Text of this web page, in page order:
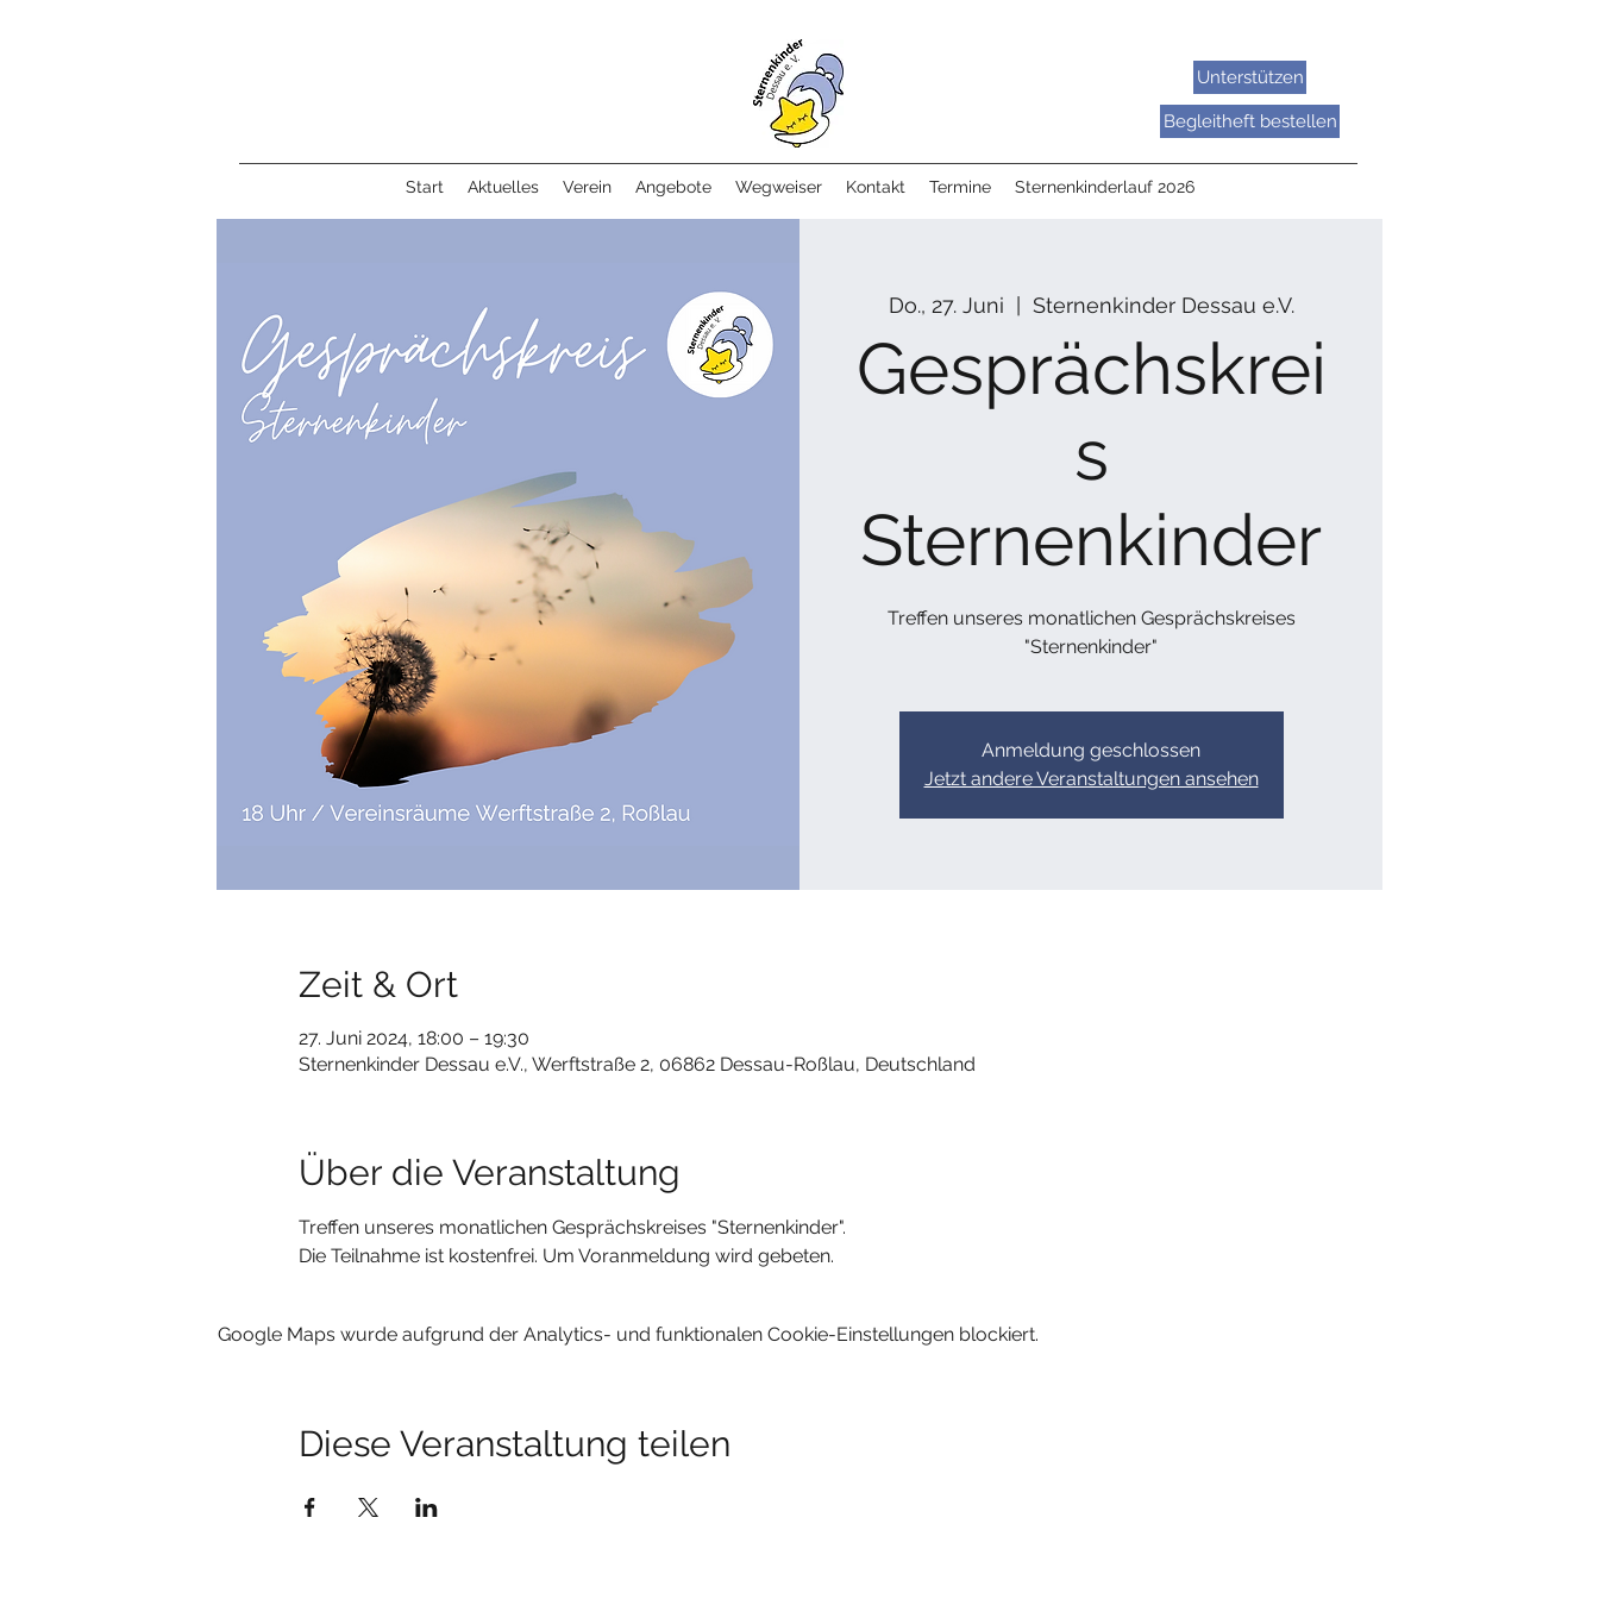
Unterstützen
Begleitheft bestellen
Start Aktuelles Verein Angebote Wegweiser Kontakt Termine Sternenkinderlauf 2026
Do., 27. Juni Sternenkinder Dessau e.V.
Gesprächskrei
s
Sternenkinder
Treffen unseres monatlichen Gesprächskreises
"Sternenkinder"
Anmeldung geschlossen
Jetzt andere Veranstaltungen ansehen
Zeit & Ort
27. Juni 2024, 18:00 – 19:30
Sternenkinder Dessau e.V., Werftstraße 2, 06862 Dessau-Roßlau, Deutschland
Über die Veranstaltung
Treffen unseres monatlichen Gesprächskreises "Sternenkinder".
Die Teilnahme ist kostenfrei. Um Voranmeldung wird gebeten.
Google Maps wurde aufgrund der Analytics- und funktionalen Cookie-Einstellungen blockiert.
Diese Veranstaltung teilen